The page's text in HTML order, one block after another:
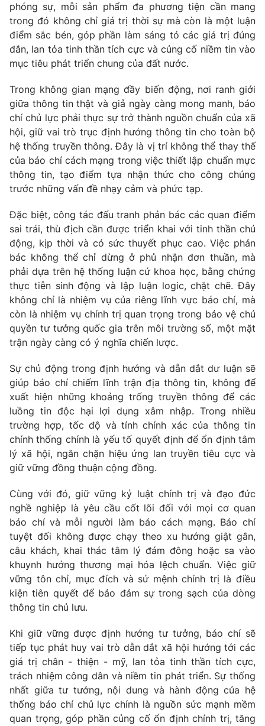
phóng sự, mỗi sản phẩm đa phương tiện cần mang
trong đó không chỉ giá trị thời sự mà còn là một luận
điểm sắc bén, góp phần làm sáng tỏ các giá trị đúng
đắn, lan tỏa tinh thần tích cực và củng cố niềm tin vào
mục tiêu phát triển chung của đất nước.
Trong không gian mạng đầy biến động, nơi ranh giới
giữa thông tin thật và giả ngày càng mong manh, báo
chí chủ lực phải thực sự trở thành nguồn chuẩn của xã
hội, giữ vai trò trục định hướng thông tin cho toàn bộ
hệ thống truyền thông. Đây là vị trí không thể thay thế
của báo chí cách mạng trong việc thiết lập chuẩn mực
thông tin, tạo điểm tựa nhận thức cho công chúng
trước những vấn đề nhạy cảm và phức tạp.
Đặc biệt, công tác đấu tranh phản bác các quan điểm
sai trái, thù địch cần được triển khai với tinh thần chủ
động, kịp thời và có sức thuyết phục cao. Việc phản
bác không thể chỉ dừng ở phủ nhận đơn thuần, mà
phải dựa trên hệ thống luận cứ khoa học, bằng chứng
thực tiễn sinh động và lập luận logic, chặt chẽ. Đây
không chỉ là nhiệm vụ của riêng lĩnh vực báo chí, mà
còn là nhiệm vụ chính trị quan trọng trong bảo vệ chủ
quyền tư tưởng quốc gia trên môi trường số, một mặt
trận ngày càng có ý nghĩa chiến lược.
Sự chủ động trong định hướng và dẫn dắt dư luận sẽ
giúp báo chí chiếm lĩnh trận địa thông tin, không để
xuất hiện những khoảng trống truyền thông để các
luồng tin độc hại lợi dụng xâm nhập. Trong nhiều
trường hợp, tốc độ và tính chính xác của thông tin
chính thống chính là yếu tố quyết định để ổn định tâm
lý xã hội, ngăn chặn hiệu ứng lan truyền tiêu cực và
giữ vững đồng thuận cộng đồng.
Cùng với đó, giữ vững kỷ luật chính trị và đạo đức
nghề nghiệp là yêu cầu cốt lõi đối với mọi cơ quan
báo chí và mỗi người làm báo cách mạng. Báo chí
tuyệt đối không được chạy theo xu hướng giật gân,
câu khách, khai thác tâm lý đám đông hoặc sa vào
khuynh hướng thương mại hóa lệch chuẩn. Việc giữ
vững tôn chỉ, mục đích và sứ mệnh chính trị là điều
kiện tiên quyết để bảo đảm sự trong sạch của dòng
thông tin chủ lưu.
Khi giữ vững được định hướng tư tưởng, báo chí sẽ
tiếp tục phát huy vai trò dẫn dắt xã hội hướng tới các
giá trị chân - thiện - mỹ, lan tỏa tinh thần tích cực,
trách nhiệm công dân và niềm tin phát triển. Sự thống
nhất giữa tư tưởng, nội dung và hành động của hệ
thống báo chí chủ lực chính là nguồn sức mạnh mềm
quan trọng, góp phần củng cố ổn định chính trị, tăng